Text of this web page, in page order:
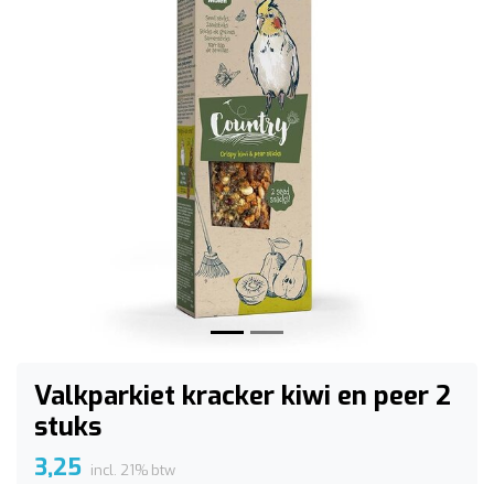
Valkparkiet kracker kiwi en peer 2
stuks
3,25 incl. 21% btw